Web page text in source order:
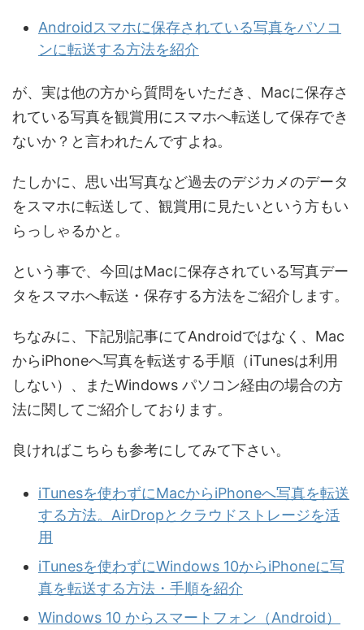
Androidスマホに保存されている写真をパソコ
ンに転送する方法を紹介
が、実は他の方から質問をいただき、Macに保存さ
れている写真を観賞用にスマホへ転送して保存でき
ないか？と言われたんですよね。
たしかに、思い出写真など過去のデジカメのデータ
をスマホに転送して、観賞用に見たいという方もい
らっしゃるかと。
という事で、今回はMacに保存されている写真デー
タをスマホへ転送・保存する方法をご紹介します。
ちなみに、下記別記事にてAndroidではなく、Mac
からiPhoneへ写真を転送する手順（iTunesは利用
しない）、またWindows パソコン経由の場合の方
法に関してご紹介しております。
良ければこちらも参考にしてみて下さい。
iTunesを使わずにMacからiPhoneへ写真を転送
する方法。AirDropとクラウドストレージを活
用
iTunesを使わずにWindows 10からiPhoneに写
真を転送する方法・手順を紹介
Windows 10 からスマートフォン（Android）